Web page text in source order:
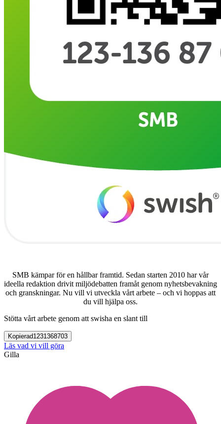
SMB kämpar för en hållbar framtid. Sedan starten 2010 har vår
ideella redaktion drivit miljödebatten framåt genom nyhetsbevakning
och granskningar. Nu vill vi utveckla vårt arbete – och vi hoppas att
du vill hjälpa oss.
Stötta vårt arbete genom att swisha en slant till
Kopierad1231368703
Läs vad vi vill göra
Gilla